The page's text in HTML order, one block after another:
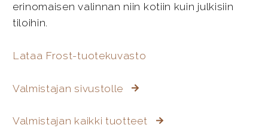
erinomaisen valinnan niin kotiin kuin julkisiin
tiloihin.
Lataa Frost-tuotekuvasto
Valmistajan sivustolle
Valmistajan kaikki tuotteet